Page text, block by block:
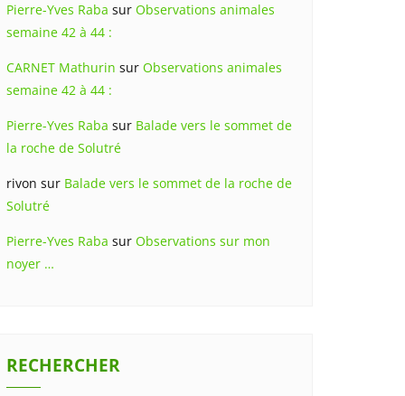
Pierre-Yves Raba sur Observations animales
semaine 42 à 44 :
CARNET Mathurin sur Observations animales
semaine 42 à 44 :
Pierre-Yves Raba sur Balade vers le sommet de
la roche de Solutré
rivon sur Balade vers le sommet de la roche de
Solutré
Pierre-Yves Raba sur Observations sur mon
noyer …
RECHERCHER